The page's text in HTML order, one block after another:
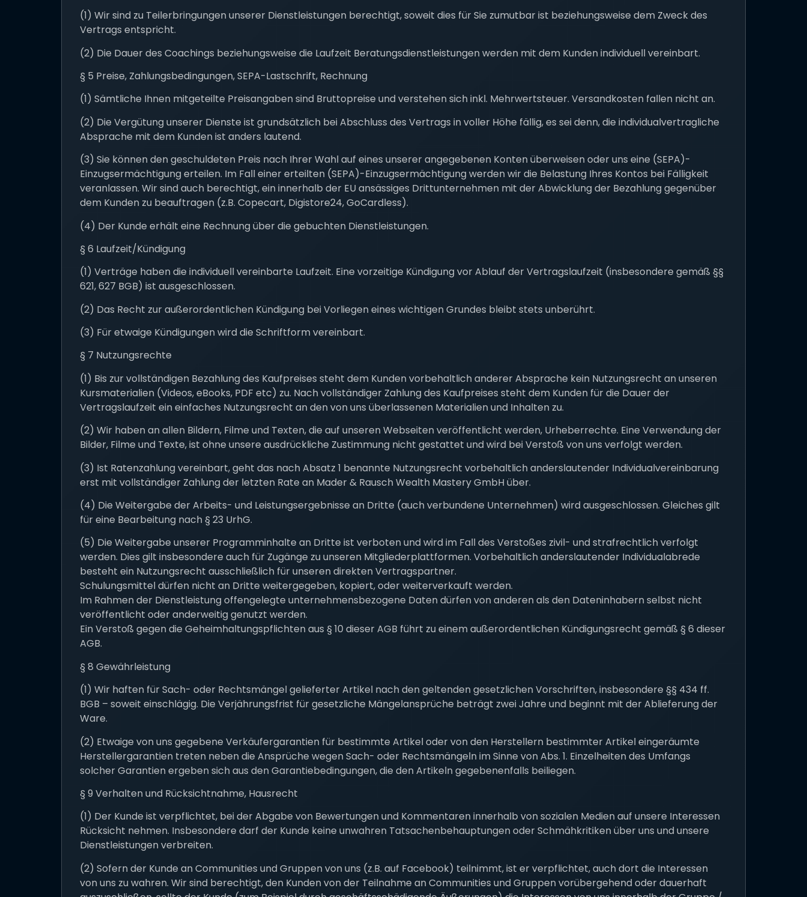
(1) Wir sind zu Teilerbringungen unserer Dienstleistungen berechtigt, soweit dies für Sie zumutbar ist beziehungsweise dem Zweck des
Vertrags entspricht.
(2) Die Dauer des Coachings beziehungsweise die Laufzeit Beratungsdienstleistungen werden mit dem Kunden individuell vereinbart.
§ 5 Preise, Zahlungsbedingungen, SEPA-Lastschrift, Rechnung
(1) Sämtliche Ihnen mitgeteilte Preisangaben sind Bruttopreise und verstehen sich inkl. Mehrwertsteuer. Versandkosten fallen nicht an.
(2) Die Vergütung unserer Dienste ist grundsätzlich bei Abschluss des Vertrags in voller Höhe fällig, es sei denn, die individualvertragliche
Absprache mit dem Kunden ist anders lautend.
(3) Sie können den geschuldeten Preis nach Ihrer Wahl auf eines unserer angegebenen Konten überweisen oder uns eine (SEPA)-
Einzugsermächtigung erteilen. Im Fall einer erteilten (SEPA)-Einzugsermächtigung werden wir die Belastung Ihres Kontos bei Fälligkeit
veranlassen. Wir sind auch berechtigt, ein innerhalb der EU ansässiges Drittunternehmen mit der Abwicklung der Bezahlung gegenüber
dem Kunden zu beauftragen (z.B. Copecart, Digistore24, GoCardless).
(4) Der Kunde erhält eine Rechnung über die gebuchten Dienstleistungen.
§ 6 Laufzeit/Kündigung
(1) Verträge haben die individuell vereinbarte Laufzeit. Eine vorzeitige Kündigung vor Ablauf der Vertragslaufzeit (insbesondere gemäß §§
621, 627 BGB) ist ausgeschlossen.
(2) Das Recht zur außerordentlichen Kündigung bei Vorliegen eines wichtigen Grundes bleibt stets unberührt.
(3) Für etwaige Kündigungen wird die Schriftform vereinbart.
§ 7 Nutzungsrechte
(1) Bis zur vollständigen Bezahlung des Kaufpreises steht dem Kunden vorbehaltlich anderer Absprache kein Nutzungsrecht an unseren
Kursmaterialien (Videos, eBooks, PDF etc) zu. Nach vollständiger Zahlung des Kaufpreises steht dem Kunden für die Dauer der
Vertragslaufzeit ein einfaches Nutzungsrecht an den von uns überlassenen Materialien und Inhalten zu.
(2) Wir haben an allen Bildern, Filme und Texten, die auf unseren Webseiten veröffentlicht werden, Urheberrechte. Eine Verwendung der
Bilder, Filme und Texte, ist ohne unsere ausdrückliche Zustimmung nicht gestattet und wird bei Verstoß von uns verfolgt werden.
(3) Ist Ratenzahlung vereinbart, geht das nach Absatz 1 benannte Nutzungsrecht vorbehaltlich anderslautender Individualvereinbarung
erst mit vollständiger Zahlung der letzten Rate an Mader & Rausch Wealth Mastery GmbH über.
(4) Die Weitergabe der Arbeits- und Leistungsergebnisse an Dritte (auch verbundene Unternehmen) wird ausgeschlossen. Gleiches gilt
für eine Bearbeitung nach § 23 UrhG.
(5) Die Weitergabe unserer Programminhalte an Dritte ist verboten und wird im Fall des Verstoßes zivil- und strafrechtlich verfolgt
werden. Dies gilt insbesondere auch für Zugänge zu unseren Mitgliederplattformen. Vorbehaltlich anderslautender Individualabrede
besteht ein Nutzungsrecht ausschließlich für unseren direkten Vertragspartner.
Schulungsmittel dürfen nicht an Dritte weitergegeben, kopiert, oder weiterverkauft werden.
Im Rahmen der Dienstleistung offengelegte unternehmensbezogene Daten dürfen von anderen als den Dateninhabern selbst nicht
veröffentlicht oder anderweitig genutzt werden.
Ein Verstoß gegen die Geheimhaltungspflichten aus § 10 dieser AGB führt zu einem außerordentlichen Kündigungsrecht gemäß § 6 dieser
AGB.
§ 8 Gewährleistung
(1) Wir haften für Sach- oder Rechtsmängel gelieferter Artikel nach den geltenden gesetzlichen Vorschriften, insbesondere §§ 434 ff.
BGB – soweit einschlägig. Die Verjährungsfrist für gesetzliche Mängelansprüche beträgt zwei Jahre und beginnt mit der Ablieferung der
Ware.
(2) Etwaige von uns gegebene Verkäufergarantien für bestimmte Artikel oder von den Herstellern bestimmter Artikel eingeräumte
Herstellergarantien treten neben die Ansprüche wegen Sach- oder Rechtsmängeln im Sinne von Abs. 1. Einzelheiten des Umfangs
solcher Garantien ergeben sich aus den Garantiebedingungen, die den Artikeln gegebenenfalls beiliegen.
§ 9 Verhalten und Rücksichtnahme, Hausrecht
(1) Der Kunde ist verpflichtet, bei der Abgabe von Bewertungen und Kommentaren innerhalb von sozialen Medien auf unsere Interessen
Rücksicht nehmen. Insbesondere darf der Kunde keine unwahren Tatsachenbehauptungen oder Schmähkritiken über uns und unsere
Dienstleistungen verbreiten.
(2) Sofern der Kunde an Communities und Gruppen von uns (z.B. auf Facebook) teilnimmt, ist er verpflichtet, auch dort die Interessen
von uns zu wahren. Wir sind berechtigt, den Kunden von der Teilnahme an Communities und Gruppen vorübergehend oder dauerhaft